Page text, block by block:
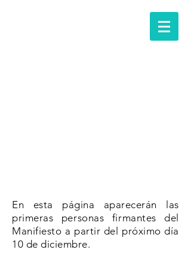
En esta página aparecerán las
primeras personas firmantes del
Manifiesto a partir del próximo día
10 de diciembre.